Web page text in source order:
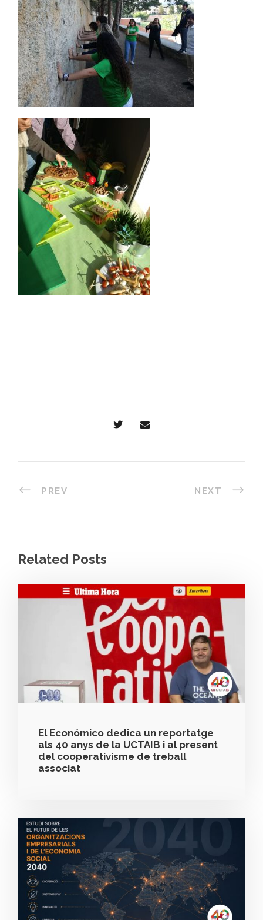
PREV NEXT
Related Posts
El Económico dedica un reportatge
als 40 anys de la UCTAIB i al present
del cooperativisme de treball
associat